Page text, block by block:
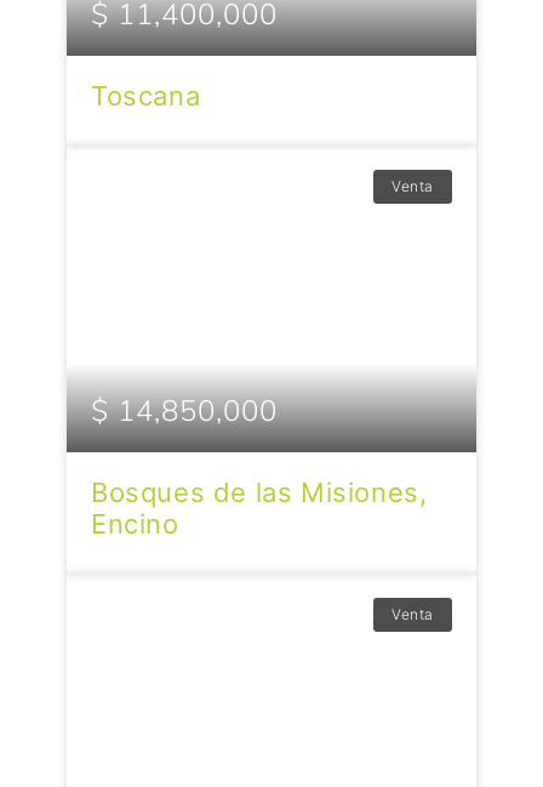
$ 11,400,000
Toscana
Venta
$ 14,850,000
Bosques de las Misiones,
Encino
Venta